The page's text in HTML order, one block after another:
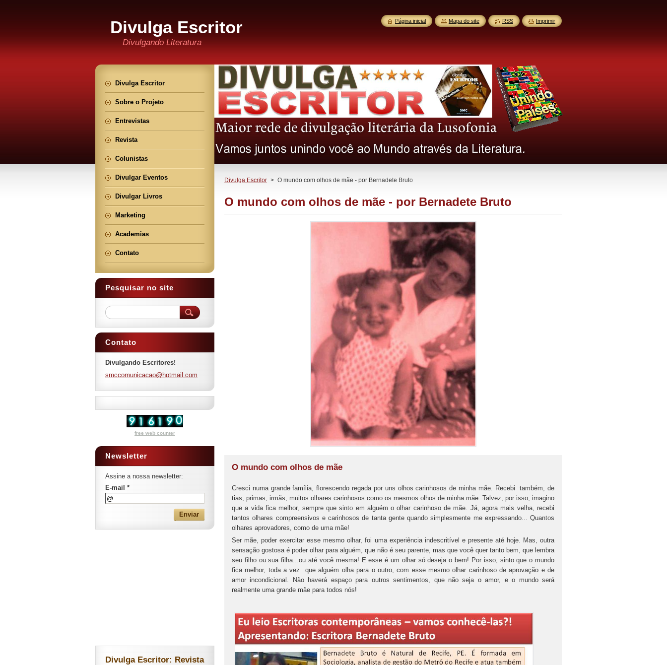
Divulga Escritor
Divulgando Literatura
Divulga Escritor > O mundo com olhos de mãe - por Bernadete Bruto
O mundo com olhos de mãe - por Bernadete Bruto
O mundo com olhos de mãe
Cresci numa grande família, florescendo regada por uns olhos carinhosos de minha mãe. Recebi também, de
tias, primas, irmãs, muitos olhares carinhosos como os mesmos olhos de minha mãe. Talvez, por isso, imagino
que a vida fica melhor, sempre que sinto em alguém o olhar carinhoso de mãe. Já, agora mais velha, recebi
tantos olhares compreensivos e carinhosos de tanta gente quando simplesmente me expressando... Quantos
olhares aprovadores, como de uma mãe!
Ser mãe, poder exercitar esse mesmo olhar, foi uma experiência indescritível e presente até hoje. Mas, outra
sensação gostosa é poder olhar para alguém, que não é seu parente, mas que você quer tanto bem, que lembra
seu filho ou sua filha...ou até você mesma! E esse é um olhar só deseja o bem! Por isso, sinto que o mundo
fica melhor, toda a vez que alguém olha para o outro, com esse mesmo olhar carinhoso de aprovação e de
amor incondicional. Não haverá espaço para outros sentimentos, que não seja o amor, e o mundo será
realmente uma grande mãe para todos nós!
Divulga Escritor
Sobre o Projeto
Entrevistas
Revista
Colunistas
Divulgar Eventos
Divulgar Livros
Marketing
Academias
Contato
Pesquisar no site
Contato
Divulgando Escritores!
smccomunicacao@hotmail.com
free web counter
Newsletter
Assine a nossa newsletter:
E-mail *
Divulga Escritor: Revista
Página inicial Mapa do site RSS Imprimir